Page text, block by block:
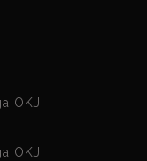
OKJ
OKJ